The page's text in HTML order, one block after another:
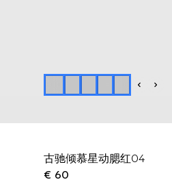
古驰倾慕星动腮红04
€ 60